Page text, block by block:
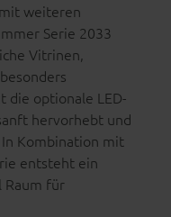
weiteren
Serie 2033
Vitrinen,
die optionale LED-
hervorhebt und
Kombination mit
entsteht ein
Raum für